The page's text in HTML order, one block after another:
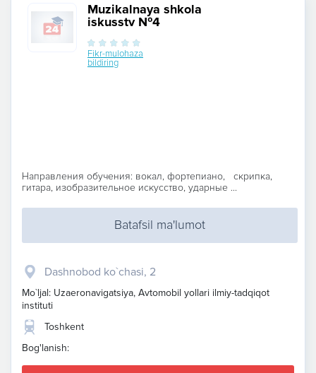
Muzikalnaya shkola
iskusstv №4
Fikr-mulohaza
bildiring
Направления обучения: вокал, фортепиано, скрипка,
гитара, изобразительное искусство, ударные ...
Batafsil ma'lumot
Dashnobod ko`chasi, 2
Mo`ljal: Uzaeronavigatsiya, Avtomobil yollari ilmiy-tadqiqot
instituti
Toshkent
Bog'lanish: